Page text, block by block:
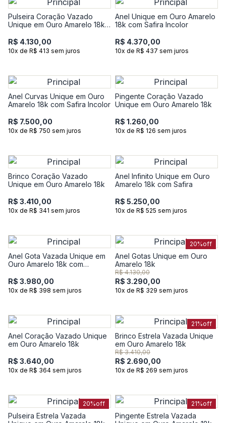
Pulseira Coração Vazado
Unique em Ouro Amarelo 18k -
R$ 4.130,00
10x de R$ 413 sem juros
Anel Unique em Ouro Amarelo
18k com Safira Incolor
R$ 4.370,00
10x de R$ 437 sem juros
Anel Curvas Unique em Ouro
Amarelo 18k com Safira Incolor
R$ 7.500,00
10x de R$ 750 sem juros
Pingente Coração Vazado
Unique em Ouro Amarelo 18k
R$ 1.260,00
10x de R$ 126 sem juros
Brinco Coração Vazado
Unique em Ouro Amarelo 18k
R$ 3.410,00
10x de R$ 341 sem juros
Anel Infinito Unique em Ouro
Amarelo 18k com Safira
R$ 5.250,00
10x de R$ 525 sem juros
Anel Gota Vazada Unique em
Ouro Amarelo 18k com
R$ 3.980,00
10x de R$ 398 sem juros
20%off
Anel Gotas Unique em Ouro
Amarelo 18k
R$ 4.130,00
R$ 3.290,00
10x de R$ 329 sem juros
Anel Coração Vazado Unique
em Ouro Amarelo 18k
R$ 3.640,00
10x de R$ 364 sem juros
21%off
Brinco Estrela Vazada Unique
em Ouro Amarelo 18k
R$ 3.410,00
R$ 2.690,00
10x de R$ 269 sem juros
20%off
Pulseira Estrela Vazada
21%off
Pingente Estrela Vazada